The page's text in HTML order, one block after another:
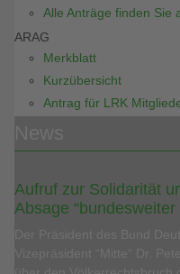
Alle Anträge finden Sie
ARAG
Merkblatt
Kurzübersicht
Antrag für LRK
Aufruf zur Solidarität
Absage